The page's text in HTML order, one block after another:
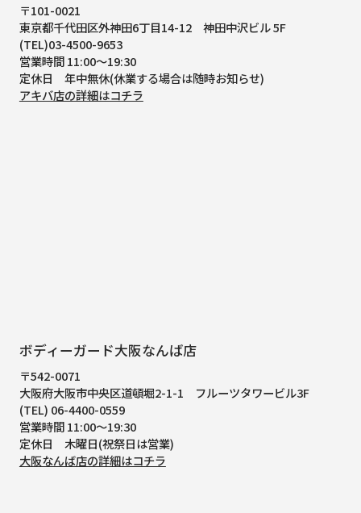
〒101-0021
東京都千代田区外神田6丁目14-12 神田中沢ビル 5F
(TEL)03-4500-9653
営業時間 11:00～19:30
定休日 年中無休(休業する場合は随時お知らせ)
アキバ店の詳細はコチラ
ボディーガード大阪なんば店
〒542-0071
大阪府大阪市中央区道頓堀2-1-1
フルーツタワービル3F
(TEL) 06-4400-0559
営業時間 11:00～19:30
定休日 木曜日(祝祭日は営業)
大阪なんば店の詳細はコチラ